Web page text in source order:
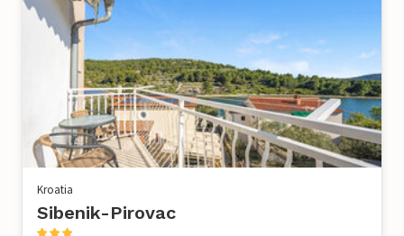
Kroatia
Sibenik-Pirovac